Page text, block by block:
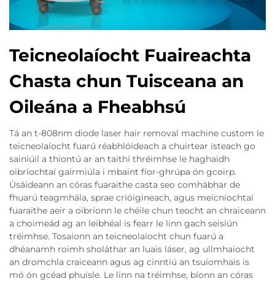
Teicneolaíocht Fuaireachta
Chasta chun Tuisceana an
Oileána a Fheabhsú
Tá an t-808nm diode laser hair removal machine custom le
teicneolaíocht fuarú réabhlóideach a chuirtear isteach go
sainiúil a thiontú ar an taithí thréimhse le haghaidh
oibríochtaí gairmiúla i mbaint fíor-ghrúpa ón gcoirp.
Úsáideann an córas fuaraithe casta seo comhábhar de
fhuarú teagmhála, sprae crióigineach, agus meicníochtaí
fuaraithe aeir a oibríonn le chéile chun teocht an chraiceann
a choimeád ag an leibhéal is fearr le linn gach seisiún
tréimhse. Tosaíonn an teicneolaíocht chun fuarú a
dhéanamh roimh sholáthar an luais láser, ag ullmhaíocht
an dromchla craiceann agus ag cinntiú an tsuíomhais is
mó ón gcéad phuisle. Le linn na tréimhse, bíonn an córas